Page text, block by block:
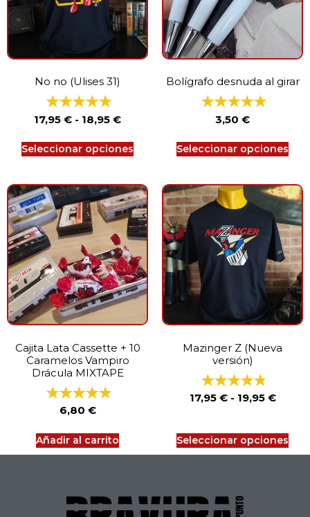
No no (Ulises 31)
17,95 € - 18,95 €
Seleccionar opciones
Bolígrafo desnuda al girar
3,50 €
Seleccionar opciones
Cajita Lata Cassette + 10
Caramelos Vampiro
Drácula MIXTAPE
6,80 €
Añadir al carrito
Mazinger Z (Nueva
versión)
17,95 € - 19,95 €
Seleccionar opciones